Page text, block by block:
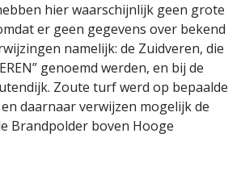
hier waarschijnlijk geen grote
er geen gegevens over bekend
namelijk: de Zuidveren, die
genoemd werden, en bij de
Zoute turf werd op bepaalde
daarnaar verwijzen mogelijk de
Brandpolder boven Hooge